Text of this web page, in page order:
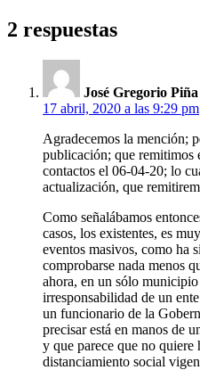
2 respuestas
José Gregorio Piña
17 abril, 2020 a las 9:29 pm
Agradecemos la mención;
publicación; que remitimos
contactos el 06-04-20; lo
actualización, que
Como señalábamos
casos, los existentes, es
eventos masivos, como ha
comprobarse nada menos
ahora, en un sólo
irresponsabilidad de un
un funcionario de la
precisar está en manos de
y que parece que no
distanciamiento social